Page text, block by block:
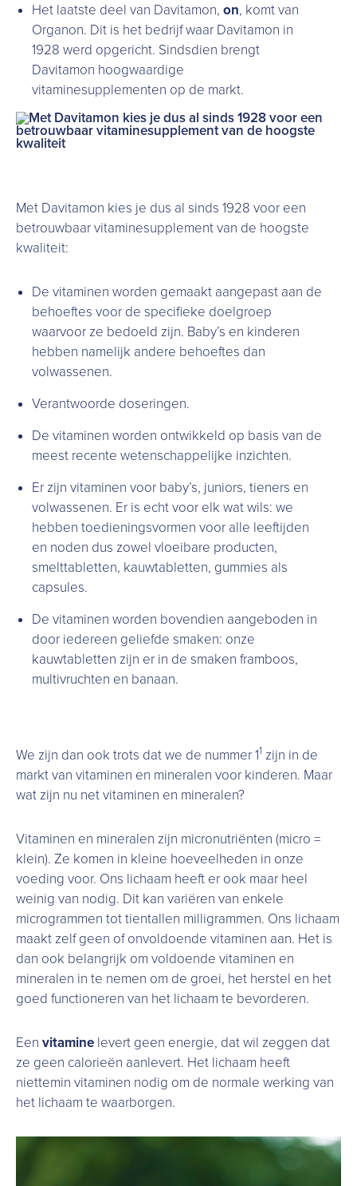
Het laatste deel van Davitamon, on, komt van
Organon. Dit is het bedrijf waar Davitamon in
1928 werd opgericht. Sindsdien brengt
Davitamon hoogwaardige
vitaminesupplementen op de markt.
Met Davitamon kies je dus al sinds 1928 voor een
betrouwbaar vitaminesupplement van de hoogste
kwaliteit:
De vitaminen worden gemaakt aangepast aan de
behoeftes voor de specifieke doelgroep
waarvoor ze bedoeld zijn. Baby’s en kinderen
hebben namelijk andere behoeftes dan
volwassenen.
Verantwoorde doseringen.
De vitaminen worden ontwikkeld op basis van de
meest recente wetenschappelijke inzichten.
Er zijn vitaminen voor baby’s, juniors, tieners en
volwassenen. Er is echt voor elk wat wils: we
hebben toedieningsvormen voor alle leeftijden
en noden dus zowel vloeibare producten,
smelttabletten, kauwtabletten, gummies als
capsules.
De vitaminen worden bovendien aangeboden in
door iedereen geliefde smaken: onze
kauwtabletten zijn er in de smaken framboos,
multivruchten en banaan.
We zijn dan ook trots dat we de nummer 11 zijn in de
markt van vitaminen en mineralen voor kinderen. Maar
wat zijn nu net vitaminen en mineralen?
Vitaminen en mineralen zijn micronutriënten (micro =
klein). Ze komen in kleine hoeveelheden in onze
voeding voor. Ons lichaam heeft er ook maar heel
weinig van nodig. Dit kan variëren van enkele
microgrammen tot tientallen milligrammen. Ons lichaam
maakt zelf geen of onvoldoende vitaminen aan. Het is
dan ook belangrijk om voldoende vitaminen en
mineralen in te nemen om de groei, het herstel en het
goed functioneren van het lichaam te bevorderen.
Een vitamine levert geen energie, dat wil zeggen dat
ze geen calorieën aanlevert. Het lichaam heeft
niettemin vitaminen nodig om de normale werking van
het lichaam te waarborgen.